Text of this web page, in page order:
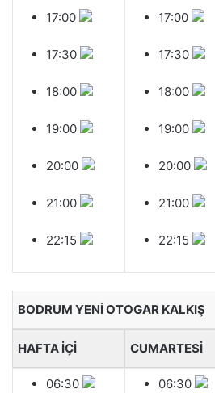
17:00
17:30
18:00
19:00
20:00
21:00
22:15
17:00
17:30
18:00
19:00
20:00
21:00
22:15
BODRUM YENİ OTOGAR KALKIŞ
HAFTA İÇİ CUMARTESİ
06:30 06:30